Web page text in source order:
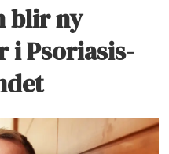
blir ny
i Psoriasis-